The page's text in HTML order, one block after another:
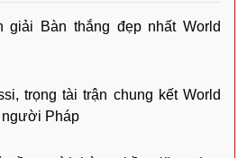
giải Bàn thắng đẹp nhất World
trọng tài trận chung kết World
người Pháp